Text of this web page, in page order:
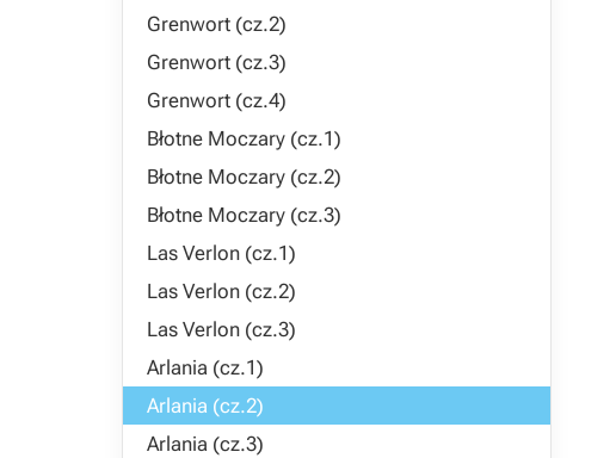
Grenwort (cz.2)
Grenwort (cz.3)
Grenwort (cz.4)
Błotne Moczary (cz.1)
Błotne Moczary (cz.2)
Błotne Moczary (cz.3)
Las Verlon (cz.1)
Las Verlon (cz.2)
Las Verlon (cz.3)
Arlania (cz.1)
Arlania (cz.2)
Arlania (cz.3)